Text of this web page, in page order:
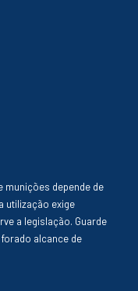
munições depende de
utilização exige
a legislação. Guarde
alcance de